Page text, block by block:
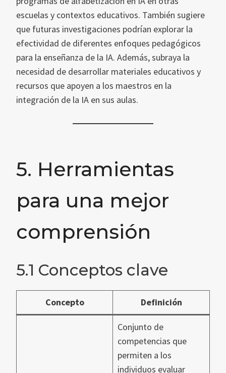
escuelas y contextos educativos. También sugiere
que futuras investigaciones podrían explorar la
efectividad de diferentes enfoques pedagógicos
para la enseñanza de la IA. Además, subraya la
necesidad de desarrollar materiales educativos y
recursos que apoyen a los maestros en la
integración de la IA en sus aulas.
5. Herramientas
para una mejor
comprensión
5.1 Conceptos clave
Concepto Definición
Conjunto de
competencias que
permiten a los
individuos evaluar